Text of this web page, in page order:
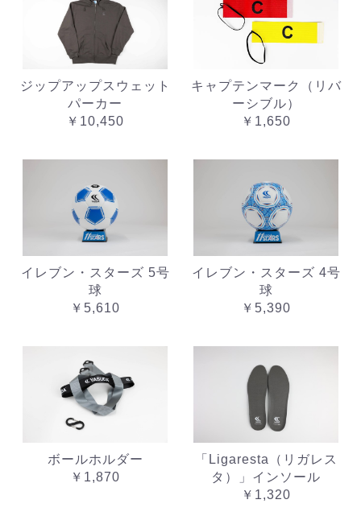
ジップアップスウェット
パーカー
￥10,450
キャプテンマーク（リバ
ーシブル）
￥1,650
イレブン・スターズ 5号
球
￥5,610
イレブン・スターズ 4号
球
￥5,390
ボールホルダー
￥1,870
「Ligaresta（リガレス
タ）」インソール
￥1,320